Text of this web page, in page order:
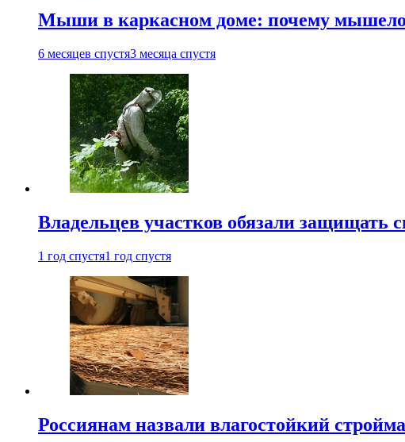
Мыши в каркасном доме: почему
6 месяцев спустя3 месяца спустя
Владельцев участков обязали защищать
1 год спустя1 год спустя
Россиянам назвали влагостойкий